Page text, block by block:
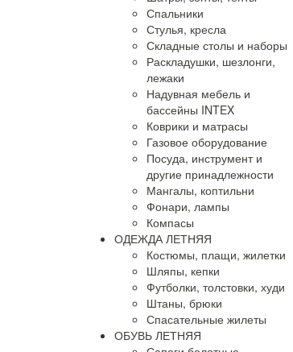
Спальники
Стулья, кресла
Складные столы и наборы
Раскладушки, шезлонги,
лежаки
Надувная мебель и
бассейны INTEX
Коврики и матрасы
Газовое оборудование
Посуда, инструмент и
другие принадлежности
Мангалы, коптильни
Фонари, лампы
Компасы
ОДЕЖДА ЛЕТНЯЯ
Костюмы, плащи, жилетки
Шляпы, кепки
Футболки, толстовки, худи
Штаны, брюки
Спасательные жилеты
ОБУВЬ ЛЕТНЯЯ